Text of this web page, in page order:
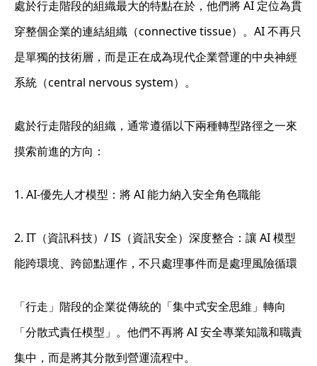
處於行走階段的組織最大的特點在於，他們將 AI 定位為貫
穿整個企業的連結組織（connective tissue）。AI 不再只
是單獨的技術層，而是正在成為現代企業營運的中央神經
系統（central nervous system）。
處於行走階段的組織，通常遵循以下兩種轉型路徑之一來
摸索前進的方向：
1. AI-優先人才模型 ：將 AI 能力納入安全角色職能
2. IT（資訊科技）/ IS（資訊安全）深度整合 ：讓 AI 模型
能跨環境、跨節點運作，不只處理事件而是處理風險循環
「行走」階段的企業從傳統的「集中式安全思維」轉向
「分散式責任模型」。他們不再將 AI 安全專業知識和職責
集中，而是將其分散到營運流程中。